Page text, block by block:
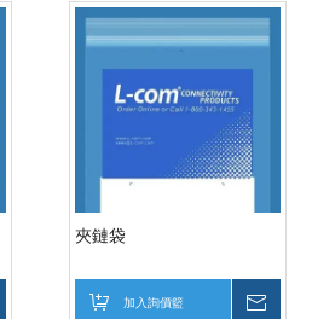
夾鏈袋
加入詢價籃